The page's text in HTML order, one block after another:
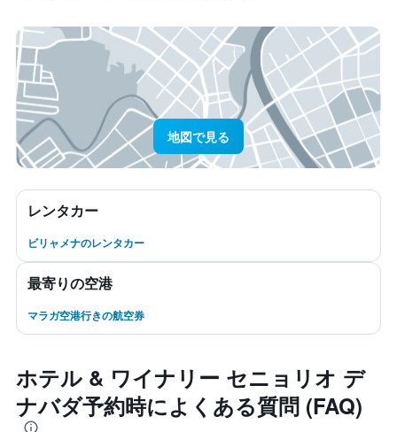
地図で見る
レンタカー
ビリャメナのレンタカー
最寄りの空港
マラガ空港行きの航空券
ホテル & ワイナリー セニョリオ デ
ナバダ予約時によくある質問 (FAQ)